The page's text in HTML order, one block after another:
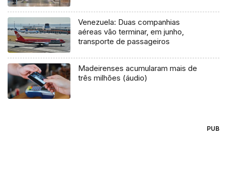
Venezuela: Duas companhias
aéreas vão terminar, em junho,
transporte de passageiros
Madeirenses acumularam mais de
três milhões (áudio)
PUB